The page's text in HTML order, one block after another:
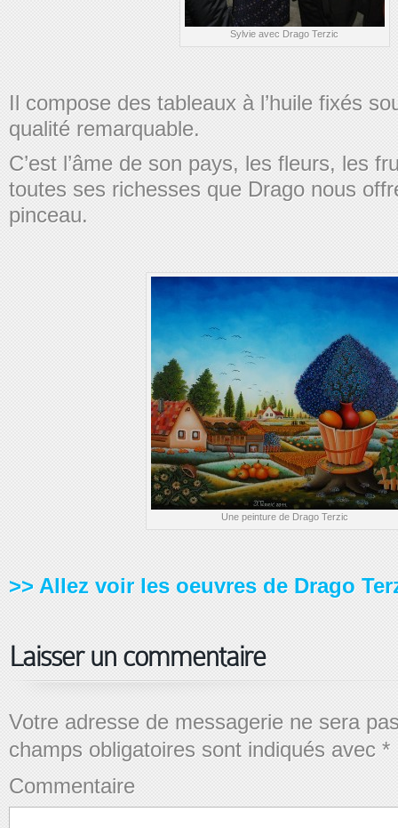
Sylvie avec Drago Terzic
Il compose des tableaux à l’huile fixés
qualité remarquable.
C’est l’âme de son pays, les fleurs, les
toutes ses richesses que Drago nous
pinceau.
Une peinture de Drago Terzic
>> Allez voir les oeuvres de Drago
Laisser un commentaire
Votre adresse de messagerie ne sera
champs obligatoires sont indiqués avec *
Commentaire